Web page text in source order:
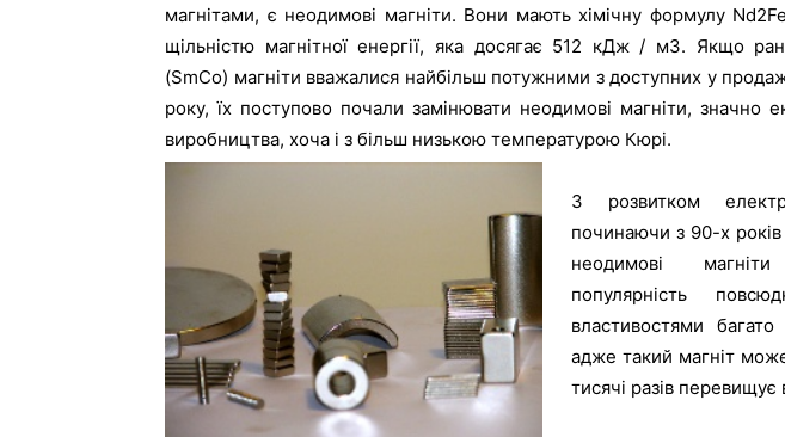
магнітами, є неодимові магніти. Вони мають хімічну формулу
щільністю магнітної енергії, яка досягає 512 кДж / м3. Якщо
(SmCo) магніти вважалися найбільш потужними з доступних у
року, їх поступово почали замінювати неодимові магніти, значно
виробництва, хоча і з більш низькою температурою Кюрі.
З розвитком
починаючи з 90-х
неодимові
популярність
властивостями
адже такий магніт
тисячі разів перевищує